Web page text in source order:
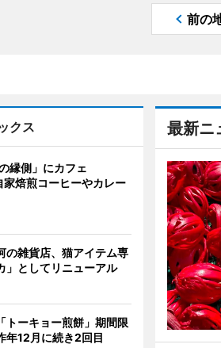
前の
最新ニ
クス
縁側」にカフェ
焙煎コーヒーやカレー
の雑貨店、猫アイテム専
」としてリニューアル
トーキョー煎餅」期間限
12月に続き2回目